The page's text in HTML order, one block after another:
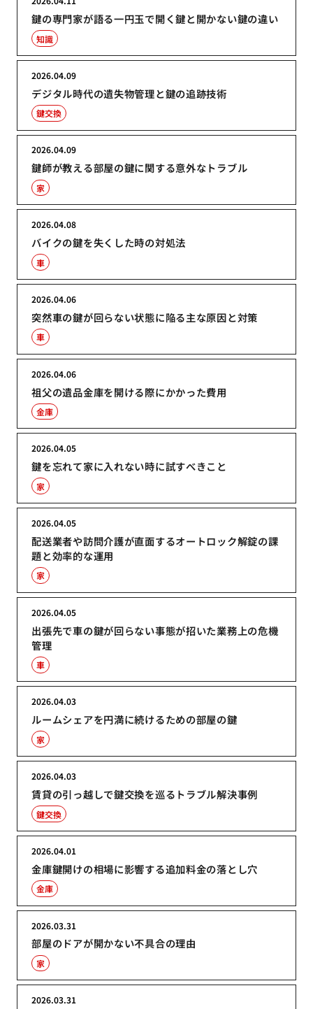
鍵の専門家が語る一円玉で開く鍵と開かない鍵の違い
知識
デジタル時代の遺失物管理と鍵の追跡技術
2026.04.09
鍵交換
鍵師が教える部屋の鍵に関する意外なトラブル
2026.04.09
家
バイクの鍵を失くした時の対処法
2026.04.08
車
突然車の鍵が回らない状態に陥る主な原因と対策
2026.04.06
車
祖父の遺品金庫を開ける際にかかった費用
2026.04.06
金庫
鍵を忘れて家に入れない時に試すべきこと
2026.04.05
家
配送業者や訪問介護が直面するオートロック解錠の課
題と効率的な運用
2026.04.05
家
出張先で車の鍵が回らない事態が招いた業務上の危機
管理
2026.04.05
車
ルームシェアを円満に続けるための部屋の鍵
2026.04.03
家
賃貸の引っ越しで鍵交換を巡るトラブル解決事例
2026.04.03
鍵交換
金庫鍵開けの相場に影響する追加料金の落とし穴
2026.04.01
金庫
部屋のドアが開かない不具合の理由
2026.03.31
家
2026.03.31